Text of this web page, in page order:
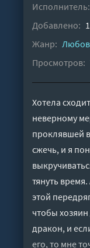
Исполнитель:
Добавлено:
Жанр:
Просмотров:
Хотела
неверному
проклявшей
сжечь, и я
тянуть
этой
чтобы
дракон, и
его, то мне